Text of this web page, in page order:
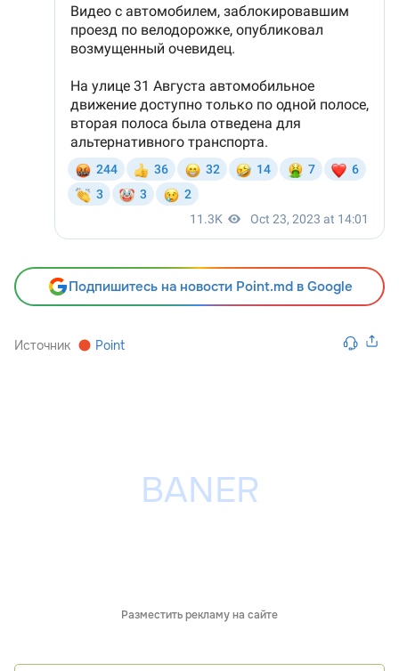
Подпишитесь на новости Point.md в Google
Источник Point
Разместить рекламу на сайте